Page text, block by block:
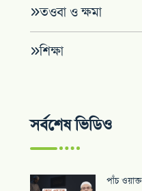
তওবা ও ক্ষমা
শিক্ষা
সর্বশেষ ভিডিও
পাঁচ